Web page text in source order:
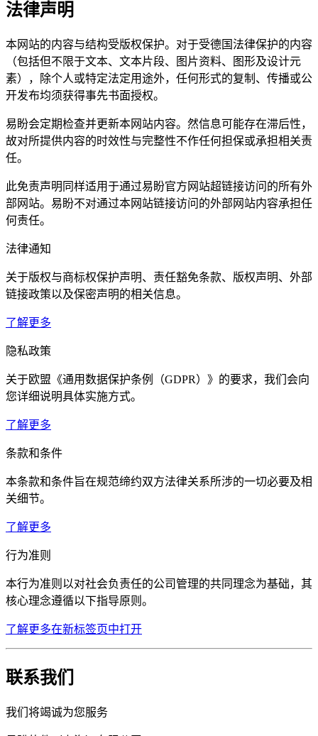
法律声明
本网站的内容与结构受版权保护。对于受德国法律保护的内容
（包括但不限于文本、文本片段、图片资料、图形及设计元
素），除个人或特定法定用途外，任何形式的复制、传播或公
开发布均须获得事先书面授权。
易盼会定期检查并更新本网站内容。然信息可能存在滞后性，
故对所提供内容的时效性与完整性不作任何担保或承担相关责
任。
此免责声明同样适用于通过易盼官方网站超链接访问的所有外
部网站。易盼不对通过本网站链接访问的外部网站内容承担任
何责任。
法律通知
关于版权与商标权保护声明、责任豁免条款、版权声明、外部
链接政策以及保密声明的相关信息。
了解更多
隐私政策
关于欧盟《通用数据保护条例（GDPR）》的要求，我们会向
您详细说明具体实施方式。
了解更多
条款和条件
本条款和条件旨在规范缔约双方法律关系所涉的一切必要及相
关细节。
了解更多
行为准则
本行为准则以对社会负责任的公司管理的共同理念为基础，其
核心理念遵循以下指导原则。
了解更多在新标签页中打开
联系我们
我们将竭诚为您服务